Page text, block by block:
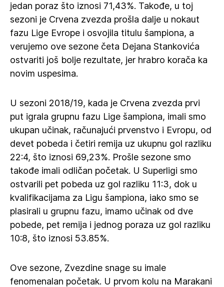
jedan poraz što iznosi 71,43%. Takođe, u toj
sezoni je Crvena zvezda prošla dalje u nokaut
fazu Lige Evrope i osvojila titulu šampiona, a
verujemo ove sezone četa Dejana Stankovića
ostvariti još bolje rezultate, jer hrabro korača ka
novim uspesima.
U sezoni 2018/19, kada je Crvena zvezda prvi
put igrala grupnu fazu Lige šampiona, imali smo
ukupan učinak, računajući prvenstvo i Evropu, od
devet pobeda i četiri remija uz ukupnu gol razliku
22:4, što iznosi 69,23%. Prošle sezone smo
takođe imali odličan početak. U Superligi smo
ostvarili pet pobeda uz gol razliku 11:3, dok u
kvalifikacijama za Ligu šampiona, iako smo se
plasirali u grupnu fazu, imamo učinak od dve
pobede, pet remija i jednog poraza uz gol razliku
10:8, što iznosi 53.85%.
Ove sezone, Zvezdine snage su imale
fenomenalan početak. U prvom kolu na Marakani